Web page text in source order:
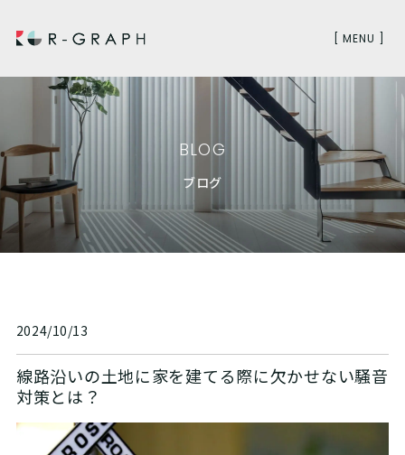
[ MENU ]
BLOG
ブログ
2024/10/13
線路沿いの土地に家を建てる際に欠かせない騒音
対策とは？